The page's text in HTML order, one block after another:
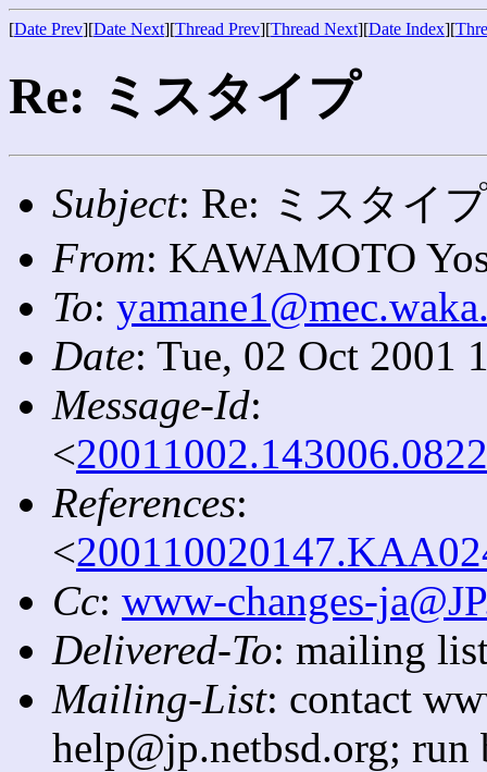
[Date Prev][Date Next][Thread Prev][Thread Next][Date Index][
Re: ミスタイプ
Subject: Re: ミスタイプ
From: KAWAMOTO
To:
Date: Tue, 02 Oct 2001
Message-Id:
<
References:
<
Cc: www-changes-
Delivered-To: mailing
Mailing-List: contact
help@jp.netbsd.org;